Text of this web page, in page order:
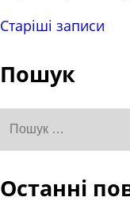
Навігація
записів
Старіші записи
Пошук
Останні